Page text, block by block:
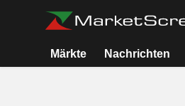
Märkte Nachrichten